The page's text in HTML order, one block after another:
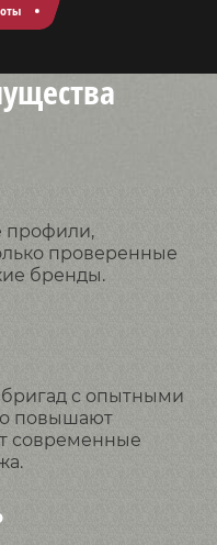
профили,
проверенные
бренды.
с опытными
повышают
современные